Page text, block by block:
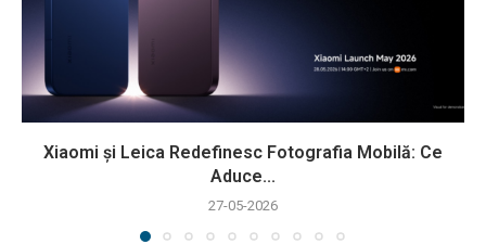
Xiaomi și Leica Redefinesc Fotografia Mobilă: Ce
Aduce...
27-05-2026